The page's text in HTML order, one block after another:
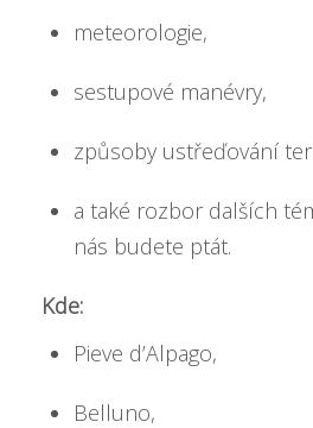
meteorologie,
sestupové manévry,
způsoby ustřeďování
a také rozbor dalších
nás budete ptát.
Kde:
Pieve d’Alpago,
Belluno,